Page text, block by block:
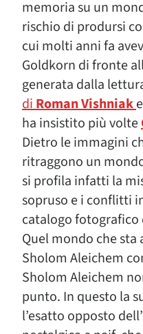
memoria su un
rischio di prodursi
cui molti anni fa
Goldkorn di fronte
generata dalla
diRoman Vishniak
ha insistito più volte
Dietro le immagini
ritraggono un
si profila infatti la
sopruso e i conflitti
catalogo fotografico
Quel mondo che
Sholom Aleichem
Sholom Aleichem
punto. In questo la
l’esatto opposto